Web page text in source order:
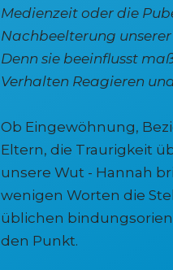
Medienzeit oder die
Nachbeelterung
Denn sie beeinflusst
Verhalten Reagieren
Ob Eingewöhnung,
Eltern, die Traurigkeit
unsere Wut - Hannah
wenigen Worten die
üblichen
den Punkt.